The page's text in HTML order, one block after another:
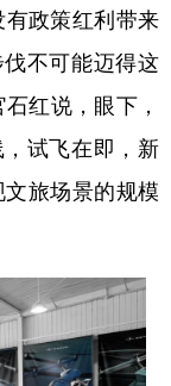
政策红利带来
不可能迈得这
红说，眼下，
试飞在即，新
旅场景的规模